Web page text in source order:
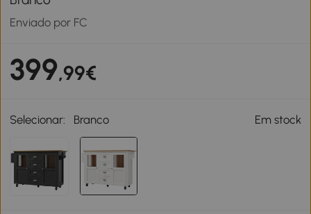
Enviado por FC
399,99€
Selecionar: Branco Em stock